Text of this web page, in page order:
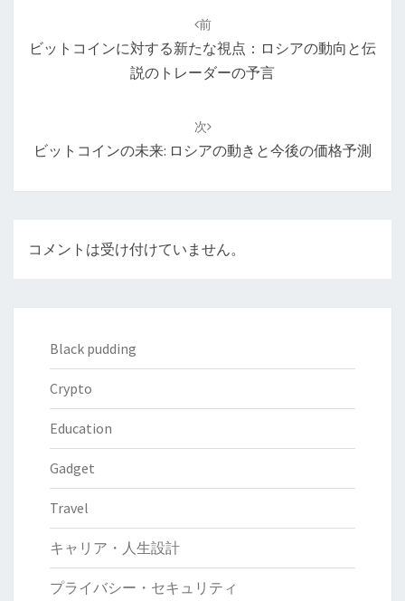
ナ
前
ビットコインに対する新たな視点：ロシアの動向と伝
説のトレーダーの予言
次
ビットコインの未来: ロシアの動きと今後の価格予測
コメントは受け付けていません。
Black pudding
Crypto
Education
Gadget
Travel
キャリア・人生設計
プライバシー・セキュリティ